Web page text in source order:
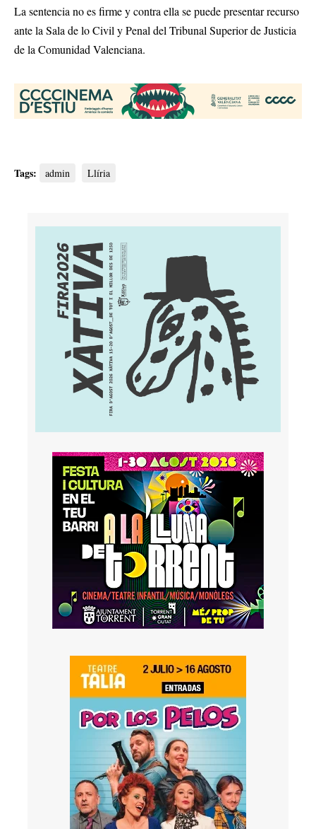
La sentencia no es firme y contra ella se puede presentar recurso
ante la Sala de lo Civil y Penal del Tribunal Superior de Justicia
de la Comunidad Valenciana.
Tags: admin Llíria